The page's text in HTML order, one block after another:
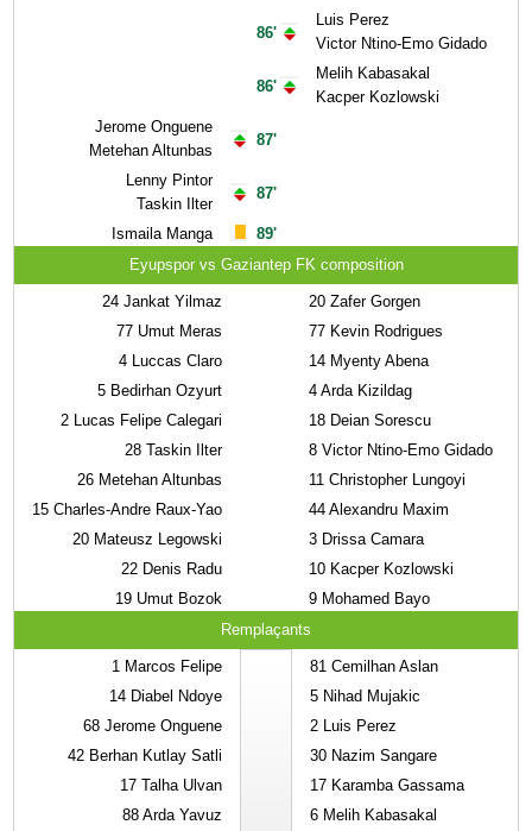
Jerome Onguene
Metehan Altunbas
Lenny Pintor
Taskin Ilter
Ismaila Manga
86'
86'
87'
87'
89'
Luis Perez
Victor Ntino-Emo Gidado
Melih Kabasakal
Kacper Kozlowski
Eyupspor vs Gaziantep FK composition
24 Jankat Yilmaz
77 Umut Meras
4 Luccas Claro
5 Bedirhan Ozyurt
2 Lucas Felipe Calegari
28 Taskin Ilter
26 Metehan Altunbas
15 Charles-Andre Raux-Yao
20 Mateusz Legowski
22 Denis Radu
19 Umut Bozok
20 Zafer Gorgen
77 Kevin Rodrigues
14 Myenty Abena
4 Arda Kizildag
18 Deian Sorescu
8 Victor Ntino-Emo Gidado
11 Christopher Lungoyi
44 Alexandru Maxim
3 Drissa Camara
10 Kacper Kozlowski
9 Mohamed Bayo
Remplaçants
1 Marcos Felipe
14 Diabel Ndoye
68 Jerome Onguene
42 Berhan Kutlay Satli
17 Talha Ulvan
88 Arda Yavuz
81 Cemilhan Aslan
5 Nihad Mujakic
2 Luis Perez
30 Nazim Sangare
17 Karamba Gassama
6 Melih Kabasakal